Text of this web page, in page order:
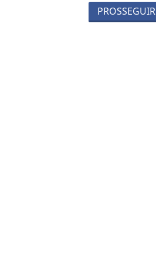
PROSSEGUIR